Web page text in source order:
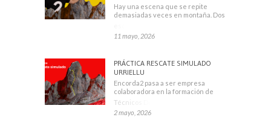
Hay una escena que se repite
demasiadas veces en montaña. Dos
11 mayo, 2026
PRÁCTICA RESCATE SIMULADO
URRIELLU
Encorda2 pasa a ser empresa
colaboradora en la formación de
Técnicos Deportivos
2 mayo, 2026